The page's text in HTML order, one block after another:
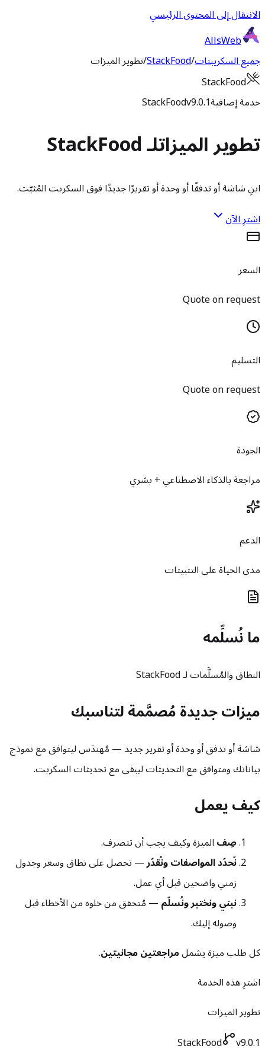
الانتقال إلى المحتوى الرئيسي
AllsWeb
جميع السكريبتات/
StackFood
/تطوير الميزات
StackFood
خدمة إضافية
StackFoodv9.0.1
تطوير الميزاتلـ StackFood
ابنِ شاشة أو تدفقًا أو وحدة أو تقريرًا جديدًا فوق السكربت المُثبّت.
اشترِ الآن
السعر
Quote on request
التسليم
Quote on request
الجودة
مراجعة بالذكاء الاصطناعي + بشري
الدعم
مدى الحياة على التثبيتات
ما نُسلِّمه
النطاق والمُسلَّمات لـ StackFood
ميزات جديدة مُصمَّمة لتناسبك
شاشة أو تدفق أو وحدة أو تقرير جديد — مُهندَس ليتوافق مع نموذج
بياناتك ومتوافق مع التحديثات ليبقى مع تحديثات السكربت.
كيف يعمل
صِفالميزة وكيف يجب أن تتصرف.
نُحدّد المواصفات ونُقدّر— تحصل على نطاق وسعر وجدول
زمني واضحين قبل أي عمل.
نبني ونختبر ونُسلّم— مُتحقق من خلوه من الأخطاء قبل
وصوله إليك.
كل طلب ميزة يشملمراجعتين مجانيتين.
اشترِ هذه الخدمة
تطوير الميزات
StackFood
v9.0.1